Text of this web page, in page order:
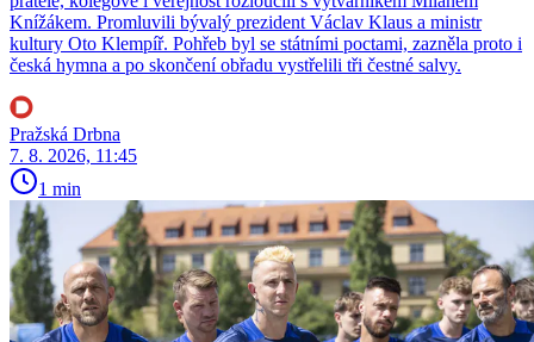
Knížákem. Promluvili bývalý prezident Václav Klaus a ministr
kultury Oto Klempíř. Pohřeb byl se státními poctami, zazněla proto i
česká hymna a po skončení obřadu vystřelili tři čestné salvy.
Pražská Drbna
7. 8. 2026, 11:45
1 min